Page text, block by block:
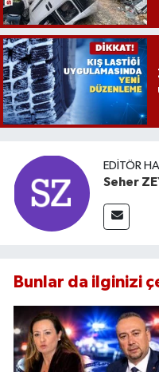
EDITÖR
Seher
Bunlar da ilginizi